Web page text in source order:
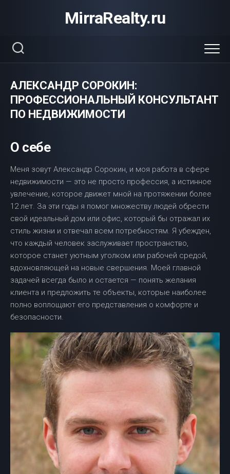
MirraRealty.ru
АЛЕКСАНДР СОРОКИН:
ПРОФЕССИОНАЛЬНЫЙ КОНСУЛЬТАНТ
ПО НЕДВИЖИМОСТИ
О себе
Меня зовут Александр Сорокин, и моя работа в сфере
недвижимости — это не просто профессия, а истинное
увлечение, которое движет мной на протяжении более
12 лет. За эти годы я помог множеству людей обрести
свой идеальный дом или офис, который бы отражал их
стиль жизни и отвечал всем потребностям. Я убежден,
что каждый человек заслуживает пространство,
которое станет уютным уголком или рабочей средой,
вдохновляющей на новые свершения. Моей главной
задачей всегда было и остается — понять желания
клиента и предложить те объекты, которые наиболее
полно воплощают его представления о комфорте и
безопасности.